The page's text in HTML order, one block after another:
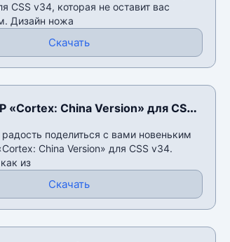
CSS v34, которая не оставит вас
Дизайн ножа
Скачать
«Cortex: China Version» для CSS
поделиться с вами новеньким
China Version» для CSS v34.
из
Скачать